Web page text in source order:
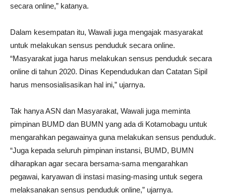
secara online,” katanya.
Dalam kesempatan itu, Wawali juga mengajak masyarakat
untuk melakukan sensus penduduk secara online.
“Masyarakat juga harus melakukan sensus penduduk secara
online di tahun 2020. Dinas Kependudukan dan Catatan Sipil
harus mensosialisasikan hal ini,” ujarnya.
Tak hanya ASN dan Masyarakat, Wawali juga meminta
pimpinan BUMD dan BUMN yang ada di Kotamobagu untuk
mengarahkan pegawainya guna melakukan sensus penduduk.
“Juga kepada seluruh pimpinan instansi, BUMD, BUMN
diharapkan agar secara bersama-sama mengarahkan
pegawai, karyawan di instasi masing-masing untuk segera
melaksanakan sensus penduduk online,” ujarnya.